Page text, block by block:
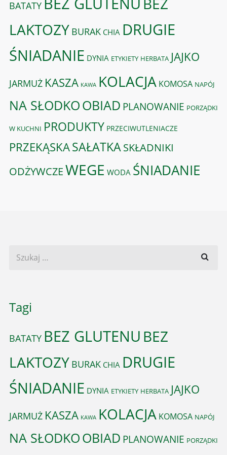
BATATY
LAKTOZY BURAK CHIA DRUGIE
ŚNIADANIE DYNIA ETYKIETY HERBATA JAJKO
JARMUŻ KASZA KAWA KOLACJA KOMOSA NAPÓJ
NA SŁODKOOBIAD PLANOWANIE PORZĄDKI
W KUCHNI PRODUKTY PRZECIWUTLENIACZE
PRZEKĄSKASAŁATKASKŁADNIKI
ODŻYWCZEWEGE WODA ŚNIADANIE
Tagi
BATATY BEZ GLUTENU BEZ
LAKTOZY BURAK CHIA DRUGIE
ŚNIADANIE DYNIA ETYKIETY HERBATA JAJKO
JARMUŻ KASZA KAWA KOLACJA KOMOSA NAPÓJ
NA SŁODKOOBIAD PLANOWANIE PORZĄDKI